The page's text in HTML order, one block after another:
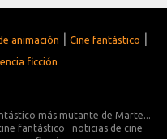
animación Cine fantástico
ficción
más mutante de Marte...
fantástico
noticias de cine